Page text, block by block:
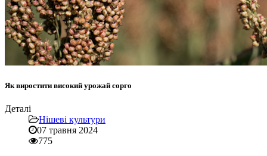
Як виростити високий урожай сорго
Деталі
Нішеві культури
07 травня 2024
775